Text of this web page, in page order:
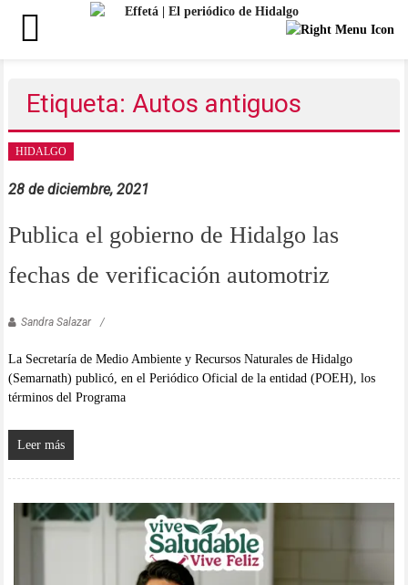
contenidoEtiqueta: Autos antiguos
HIDALGO
28 de diciembre, 2021
Publica el gobierno de Hidalgo las
fechas de verificación automotriz
Sandra Salazar
La Secretaría de Medio Ambiente y Recursos Naturales de Hidalgo
(Semarnath) publicó, en el Periódico Oficial de la entidad (POEH), los
términos del Programa
Leer más